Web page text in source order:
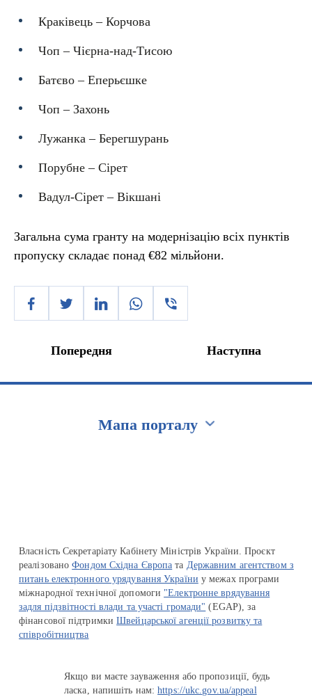
Краківець – Корчова
Чоп – Чієрна-над-Тисою
Батєво – Еперьєшке
Чоп – Захонь
Лужанка – Берегшурань
Порубне – Сірет
Вадул-Сірет – Вікшані
Загальна сума гранту на модернізацію всіх пунктів
пропуску складає понад €82 мільйони.
Попередня Наступна
Мапа порталу
Власність Секретаріату Кабінету Міністрів України. Проєкт
реалізованоФондом Східна Європа та Державним агентством з
питань електронного урядування України у межах програми
міжнародної технічної допомоги "Електронне врядування
задля підзвітності влади та участі громади" (EGAP), за
фінансової підтримкиШвейцарської агенції розвитку та
співробітництва
Якщо ви маєте зауваження або пропозиції, будь
ласка, напишіть нам:https://ukc.gov.ua/appeal